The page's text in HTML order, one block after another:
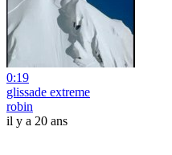
0:19
glissade extreme
robin
il y a 20 ans